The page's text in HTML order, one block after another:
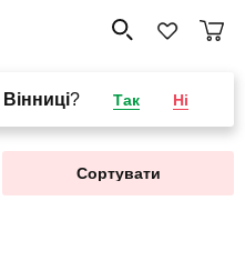
Вінниці? Так Ні
Сортувати